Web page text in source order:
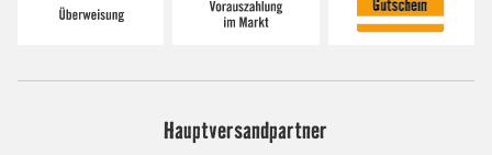
Hauptversandpartner